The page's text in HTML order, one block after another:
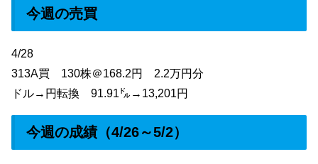
今週の売買
4/28
313A買 130株＠168.2円 2.2万円分
ドル→円転換 91.91㌦→13,201円
今週の成績（4/26～5/2）